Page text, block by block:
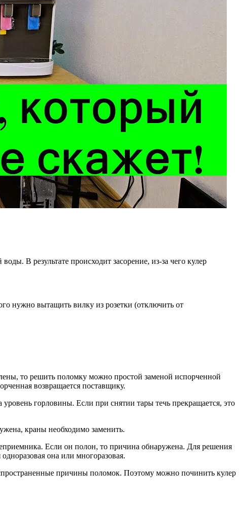
В результате происходит засорение, из-за чего кулер
нужно вытащить вилку из розетки (отключить от
то решить поломку можно простой заменой испорченной
возвращается поставщику.
горловины. Если при снятии тары течь прекращается, это
краны необходимо заменить.
Если он полон, то причина обнаружена. Для решения
она или многоразовая.
причины поломок. Поэтому можно починить кулер